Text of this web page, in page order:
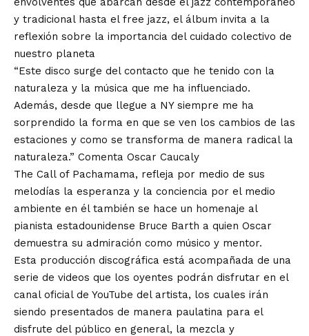
y tradicional hasta el free jazz, el álbum invita a la
reflexión sobre la importancia del cuidado colectivo de
nuestro planeta
“Este disco surge del contacto que he tenido con la
naturaleza y la música que me ha influenciado.
Además, desde que llegue a NY siempre me ha
sorprendido la forma en que se ven los cambios de las
estaciones y como se transforma de manera radical la
naturaleza.” Comenta Oscar Caucaly
The Call of Pachamama, refleja por medio de sus
melodías la esperanza y la conciencia por el medio
ambiente en él también se hace un homenaje al
pianista estadounidense Bruce Barth a quien Oscar
demuestra su admiración como músico y mentor.
Esta producción discográfica está acompañada de una
serie de videos que los oyentes podrán disfrutar en el
canal oficial de YouTube del artista, los cuales irán
siendo presentados de manera paulatina para el
disfrute del público en general, la mezcla y